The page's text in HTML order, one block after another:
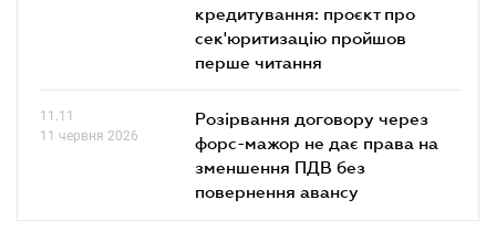
кредитування: проєкт про
сек'юритизацію пройшов
перше читання
11.11
11 червня 2026
Розірвання договору через
форс-мажор не дає права на
зменшення ПДВ без
повернення авансу